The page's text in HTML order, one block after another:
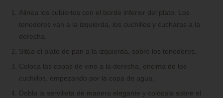
Alinea los cubiertos con el borde inferior del plato. Los
tenedores van a la izquierda, los cuchillos y cucharas a la
derecha.
Sitúa el plato de pan a la izquierda, sobre los tenedores.
Coloca las copas de vino a la derecha, encima de los
cuchillos, empezando por la copa de agua.
Dobla la servilleta de manera elegante y colócala sobre el